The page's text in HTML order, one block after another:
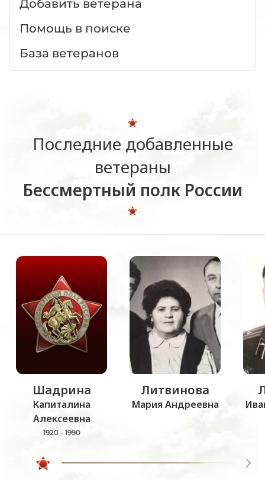
Добавить ветерана
Помощь в поиске
База ветеранов
Последние добавленные
ветераны
Бессмертный полк России
Шадрина
Капиталина
Алексеевна
1920 - 1990
Литвинова
Мария Андреевна